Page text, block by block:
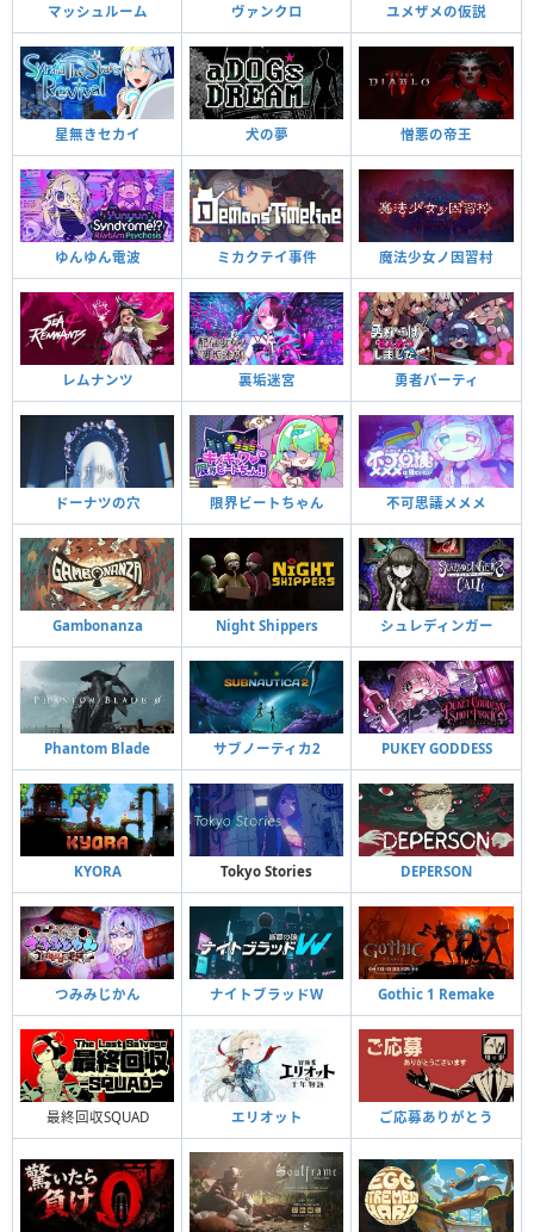
マッシュルーム ヴァンクロ ユメザメの仮説
星無きセカイ 犬の夢 憎悪の帝王
ゆんゆん電波 ミカクテイ事件 魔法少女ノ因習村
レムナンツ 裏垢迷宮 勇者パーティ
ドーナツの穴 限界ビートちゃん 不可思議メメメ
Gambonanza Night Shippers シュレディンガー
Phantom Blade サブノーティカ2 PUKEY GODDESS
KYORA Tokyo Stories DEPERSON
つみみじかん ナイトブラッドW Gothic 1 Remake
最終回収SQUAD エリオット ご応募ありがとう